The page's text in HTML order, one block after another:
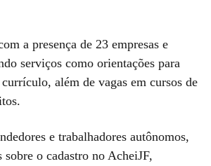
a presença de 23 empresas e
serviços como orientações para
além de vagas em cursos de
e trabalhadores autônomos,
sobre o cadastro no AcheiJF,